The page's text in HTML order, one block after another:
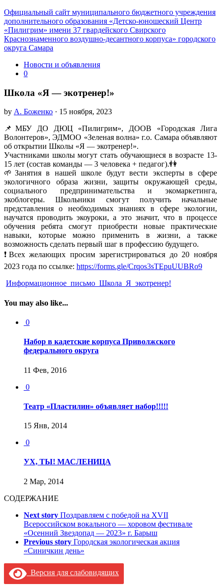
Официальный сайт муниципального бюджетного учреждения
дополнительного образования «Детско-юношеский Центр
«Пилигрим» имени 37 гвардейского Свирского
Краснознаменного воздушно-десантного корпуса» городского
округа Самара
Новости и объявления
0
Школа «Я — экотренер!»
by А. Боженко · 15 ноября, 2023
📌МБУ ДО ДЮЦ «Пилигрим», ДООВ «Городская Лига
Волонтеров», ЭДМОО «Зеленая волна» г.о. Самара объявляют
об открытии Школы «Я — экотренер!».
Участниками школы могут стать обучающиеся в возрасте 13-
15 лет (состав команды — 3 человека + педагог).👫
🌱Занятия в нашей школе будут вести эксперты в сфере
экологичного образа жизни, защиты окружающей среды,
социального предпринимательства и экомаркетинга,
экоблогеры. Школьники смогут получить начальные
представления о необходимых знаниях в сфере экологии,
научатся проводить экоуроки, а это значит, что в процессе
обучения ребята смогут приобрести новые практические
навыки, которые можно применить в жизни, а также
возможность сделать первый шаг в профессию будущего.
❗Всех желающих просим зарегистрироваться до 20 ноября
2023 года по ссылке: https://forms.gle/Crqos3sTEpuUUBRo9
Информационное_письмо_Школа_Я_экотренер!
You may also like...
0
Набор в кадетские корпуса Приволжского
федерального округа
11 Фев, 2016
0
Театр «Пластилин» объявляет набор!!!!!
15 Янв, 2014
0
УХ, ТЫ! МАСЛЕНИЦА
2 Мар, 2014
СОДЕРЖАНИЕ
Next story Поздравляем с победой на XVII
Всероссийском вокального — хоровом фестивале
«Осенний Звездопад — 2023» г. Барыш
Previous story Городская экологическая акция
«Синичкин день»
Версия для слабовидящих